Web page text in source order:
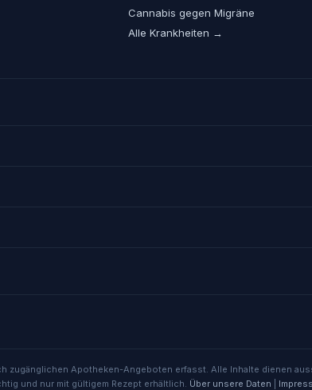
Cannabis gegen Migräne
Alle Krankheiten →
zugänglichen Apotheken-Angeboten erfasst. Alle Inhalte dienen
und nur mit gültigem Rezept erhältlich. Über unsere Daten